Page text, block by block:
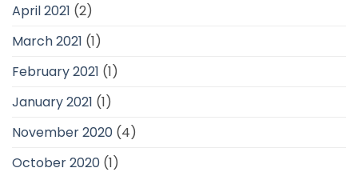
April 2021 (2)
March 2021 (1)
February 2021 (1)
January 2021 (1)
November 2020 (4)
October 2020 (1)